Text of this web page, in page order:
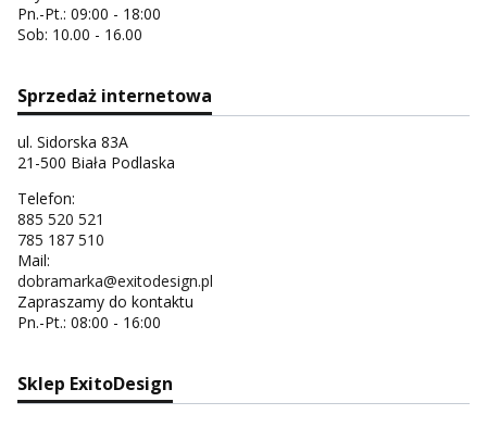
Pn.-Pt.: 09:00 - 18:00
Sob: 10.00 - 16.00
Sprzedaż internetowa
ul. Sidorska 83A
21-500 Biała Podlaska
Telefon:
885 520 521
785 187 510
Mail:
dobramarka@exitodesign.pl
Zapraszamy do kontaktu
Pn.-Pt.: 08:00 - 16:00
Sklep ExitoDesign